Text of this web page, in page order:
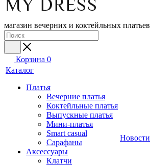
магазин вечерних и коктейльных платьев
Корзина 0
Каталог
Платья
Вечерние платья
Коктейльные платья
Выпускные платья
Мини-платья
Smart casual
Сарафаны
Аксессуары
Клатчи
Новости